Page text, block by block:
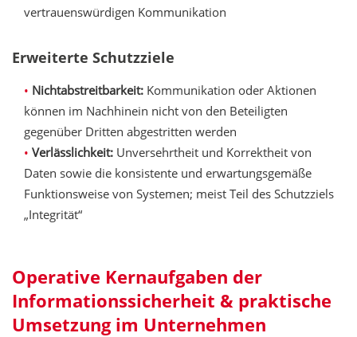
vertrauenswürdigen Kommunikation
Erweiterte Schutzziele
Nichtabstreitbarkeit: Kommunikation oder Aktionen
können im Nachhinein nicht von den Beteiligten
gegenüber Dritten abgestritten werden
Verlässlichkeit: Unversehrtheit und Korrektheit von
Daten sowie die konsistente und erwartungsgemäße
Funktionsweise von Systemen; meist Teil des Schutzziels
„Integrität“
Operative Kernaufgaben der
Informationssicherheit & praktische
Umsetzung im Unternehmen